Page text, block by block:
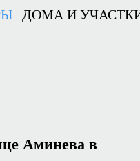
ДОМА И
Аминева в